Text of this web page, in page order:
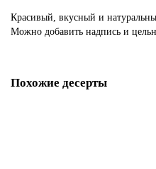
Красивый, вкусный и
Можно добавить надпись и
Похожие десерты